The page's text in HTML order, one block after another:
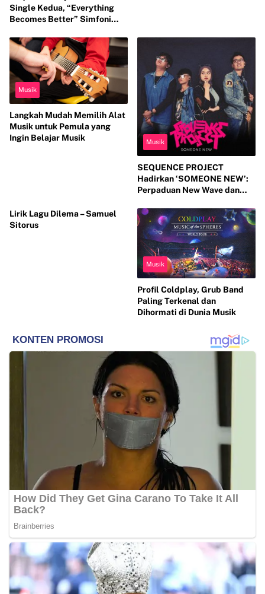
Single Kedua, “Everything
Becomes Better” Simfoni
Wave
Musik
Langkah Mudah Memilih Alat
Musik untuk Pemula yang
Ingin Belajar Musik
Musik
SEQUENCE PROJECT
Hadirkan ‘SOMEONE NEW’:
Perpaduan New Wave dan
Lirik Lagu Dilema – Samuel
Sitorus
Musik
Profil Coldplay, Grub Band
Paling Terkenal dan
Dihormati di Dunia Musik